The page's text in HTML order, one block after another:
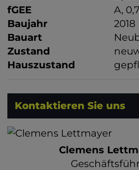
fGEE
A,
Baujahr
2018
Bauart
Zustand
Hauszustand
Kontaktieren Sie uns
Clemens